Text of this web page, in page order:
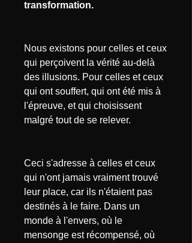
transformation.
Nous existons pour celles et ceux
qui perçoivent la vérité au-delà
des illusions. Pour celles et ceux
qui ont souffert, qui ont été mis à
l'épreuve, et qui choisissent
malgré tout de se relever.
Ceci s'adresse à celles et ceux
qui n'ont jamais vraiment trouvé
leur place, car ils n'étaient pas
destinés à le faire. Dans un
monde à l'envers, où le
mensonge est récompensé, où